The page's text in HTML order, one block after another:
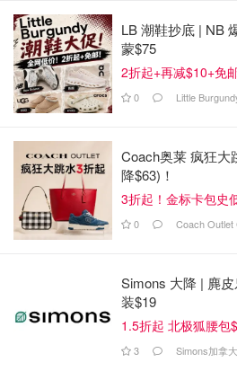
费及小费；提供无限餐饮、酒水、
动及儿童/青少年俱乐部
Costco会员福利：
每房赠数字Costco购物卡；4晚及
预订须知：
4晚及以上，截止2025年12月31日
点、住宿、机
Lizyy
LB 潮鞋抄底 | NB
蒙$75
2折起+再减$10+免
0 Little
Coach奥莱 疯狂大
降$63)！
3折起！金标卡包史
0 Coach Outlet
Simons 大降 | 麂
装$19
1.5折起 北极狐腰包
3 Simons加拿